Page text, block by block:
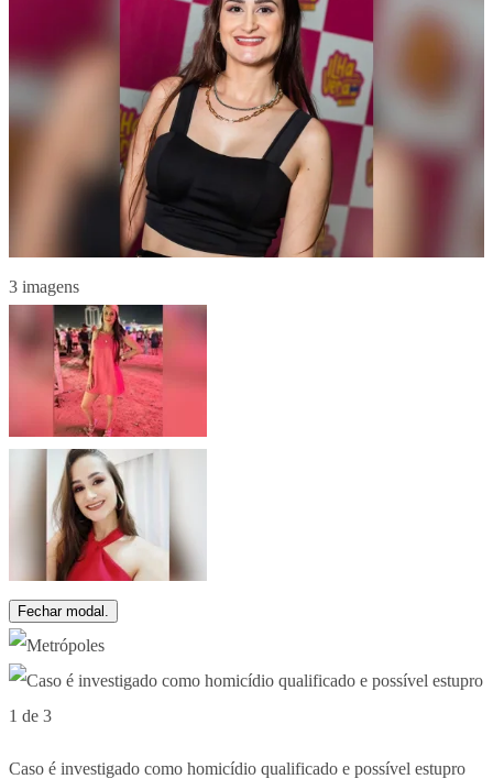
3 imagens
Fechar modal.
1 de 3
Caso é investigado como homicídio qualificado e possível estupro